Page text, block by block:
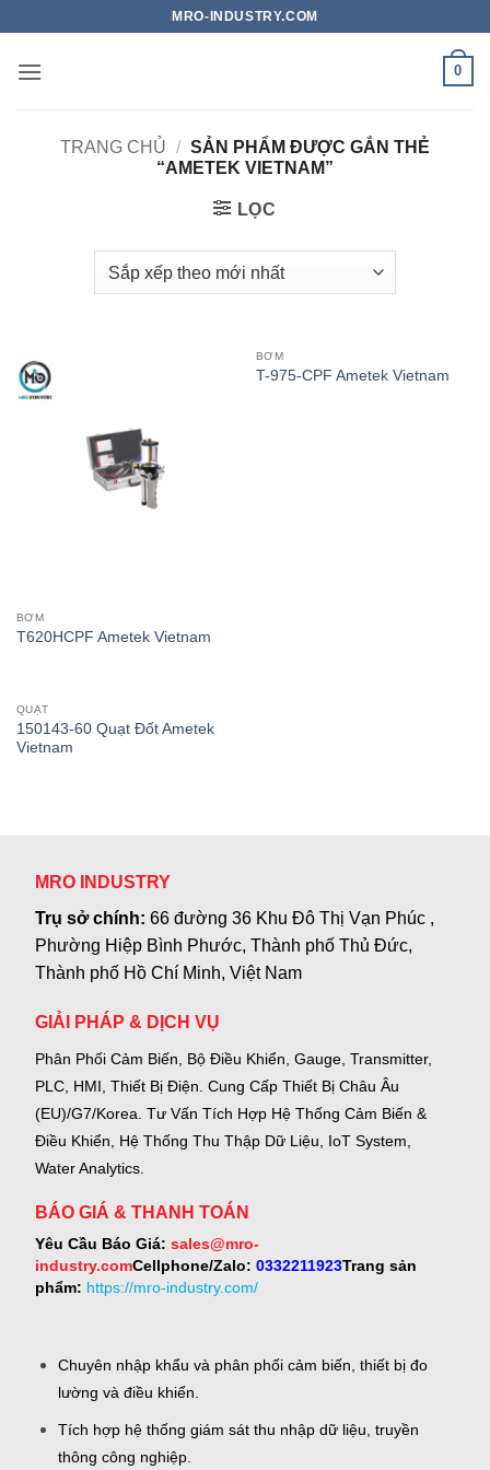
nội
MRO-INDUSTRY.COM
0
TRANG CHỦ / SẢN PHẨM ĐƯỢC GẮN THẺ
“AMETEK VIETNAM”
LỌC
BƠM
T620HCPF Ametek Vietnam
BƠM
T-975-CPF Ametek Vietnam
QUẠT
150143-60 Quạt Đốt Ametek
Vietnam
MRO INDUSTRY
Trụ sở chính:66 đường 36 Khu Đô Thị Vạn Phúc ,
Phường Hiệp Bình Phước, Thành phố Thủ Đức,
Thành phố Hồ Chí Minh, Việt Nam
GIẢI PHÁP & DỊCH VỤ
Phân Phối Cảm Biến, Bộ Điều Khiển, Gauge, Transmitter,
PLC, HMI, Thiết Bị Điện. Cung Cấp Thiết Bị Châu Âu
(EU)/G7/Korea. Tư Vấn Tích Hợp Hệ Thống Cảm Biến &
Điều Khiển, Hệ Thống Thu Thập Dữ Liệu, IoT System,
Water Analytics.
BÁO GIÁ & THANH TOÁN
Yêu Cầu Báo Giá: sales@mro-
industry.comCellphone/Zalo: 0332211923Trang sản
phẩm: https://mro-industry.com/
Chuyên nhập khẩu và phân phối cảm biến, thiết bị đo
lường và điều khiển.
Tích hợp hệ thống giám sát thu nhập dữ liệu, truyền
thông công nghiệp.